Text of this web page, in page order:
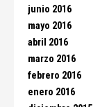
junio 2016
mayo 2016
abril 2016
marzo 2016
febrero 2016
enero 2016